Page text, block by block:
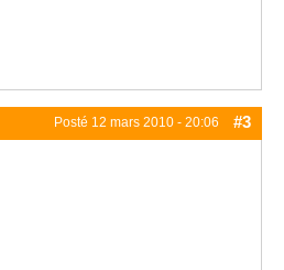
Posté 12 mars 2010 - 20:06 #3